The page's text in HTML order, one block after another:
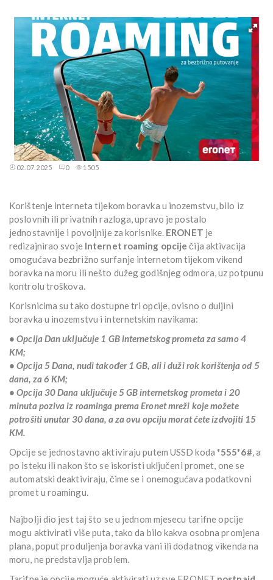
02.07.2025 0 1505
Korištenje interneta tijekom boravka u inozemstvu, bilo iz
poslovnih ili privatnih razloga, upravo je postalo
jednostavnije i povoljnije za korisnike. ERONET je
redizajnirao svoje Internet roaming opcije čija aktivacija
omogućava bezbrižno surfanje internetom tijekom vikend
boravka na moru ili nešto dužeg godišnjeg odmora, uz potpunu
kontrolu troškova.
Korisnicima su tako dostupne tri opcije, ovisno o duljini
boravka u inozemstvu i internetskim navikama:
• Opcija Dan uključuje 1 GB internetskog prometa za samo 4
KM;
• Opcija 5 Dana, nudi također 1 GB, ali i duži rok korištenja od 5
dana, za 6 KM;
• Opcija 30 Dana uključuje 5 GB internetskog prometa i 20
minuta poziva iz roaminga prema Eronet mreži koje možete
potrošiti unutar 30 dana, a za ovu opciju morat ćete izdvojiti 15
KM.
Opcije se jednostavno aktiviraju putem USSD koda *555*6#, a
po isteku ili nakon što se iskoristi uključeni promet, one se
automatski deaktiviraju, čime se i onemogućava podatkovni
promet u roamingu.
Najbolji dio jest taj što se u jednom mjesecu tarifne opcije
mogu aktivirati više puta, tako da bilo kakva osobna promjena
plana, poput produljenja boravka vani ili dodatnog vikenda na
moru, ne predstavlja problem.